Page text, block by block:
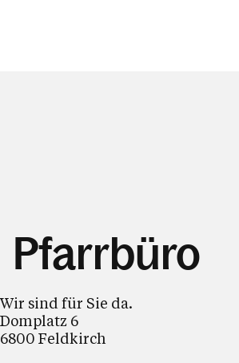
Pfarrbüro
Wir sind für Sie da.
Domplatz 6
6800 Feldkirch